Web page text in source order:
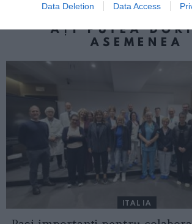
Data Deletion Data Access
AȚI PUTEA
ASEMENEA
ITALIA